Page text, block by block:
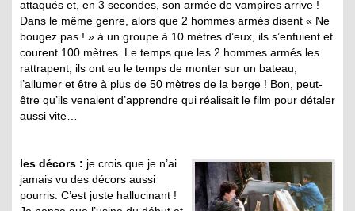
attaqués et, en 3 secondes, son armée de vampires arrive !
Dans le même genre, alors que 2 hommes armés disent « Ne
bougez pas ! » à un groupe à 10 mètres d’eux, ils s’enfuient et
courent 100 mètres. Le temps que les 2 hommes armés les
rattrapent, ils ont eu le temps de monter sur un bateau,
l’allumer et être à plus de 50 mètres de la berge ! Bon, peut-
être qu’ils venaient d’apprendre qui réalisait le film pour détaler
aussi vite…
les décors : je crois que je n’ai
jamais vu des décors aussi
pourris. C’est juste hallucinant !